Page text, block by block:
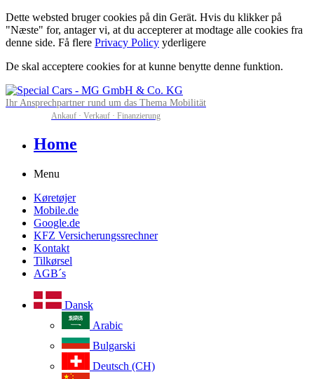
Dette websted bruger cookies på din Gerät. Hvis du klikker på
"Næste" for, antager vi, at du accepterer at modtage alle cookies fra
denne side. Få flere Privacy Policy yderligere
De skal acceptere cookies for at kunne benytte denne funktion.
Ihr Ansprechpartner rund um das Thema Mobilität
Ankauf · Verkauf · Finanzierung
Home
Menu
Køretøjer
Mobile.de
Google.de
KFZ Versicherungssrechner
Kontakt
Tilkørsel
AGB´s
Dansk
Arabic
Bulgarski
Deutsch (CH)